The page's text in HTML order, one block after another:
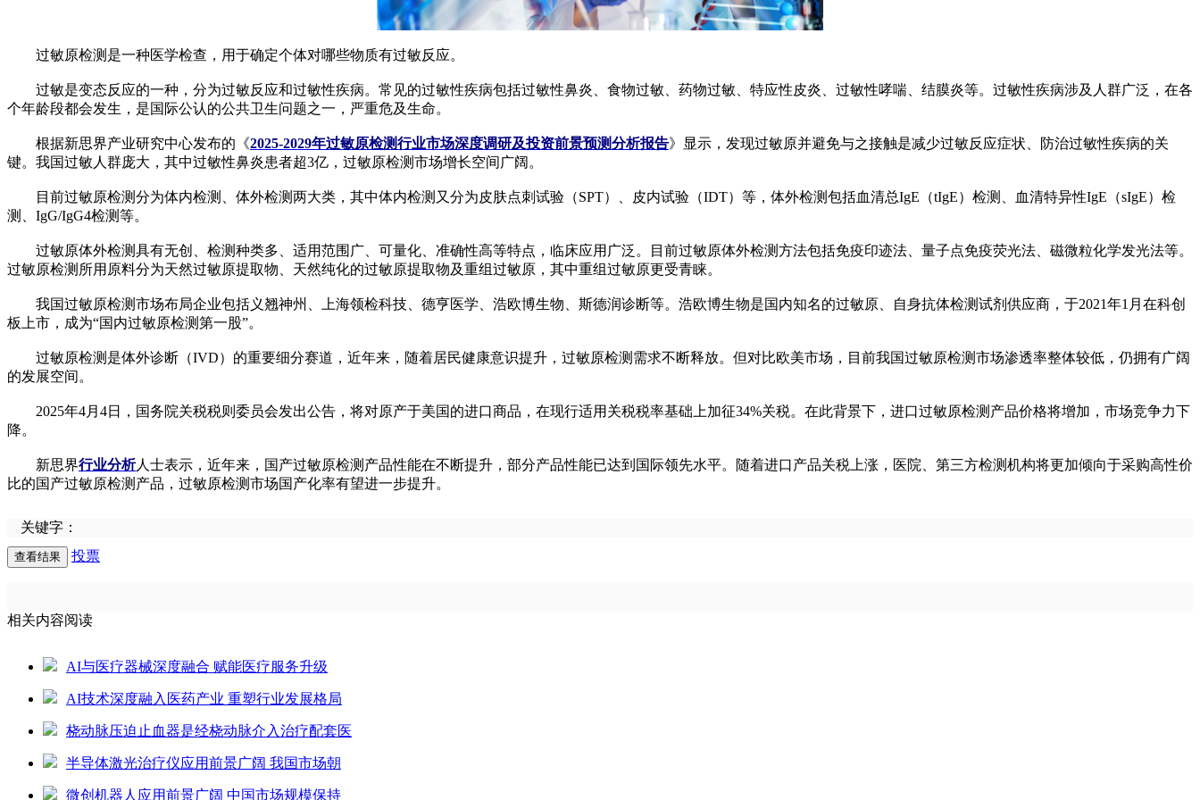
过敏原检测是一种医学检查，用于确定个体对哪些物质有过敏反应。
过敏是变态反应的一种，分为过敏反应和过敏性疾病。常见的过敏性疾病包括过敏性鼻炎、食物过敏、药物过敏、特应性皮炎、过敏性哮喘、结膜炎等。过敏性疾病涉及人群广泛，在各
个年龄段都会发生，是国际公认的公共卫生问题之一，严重危及生命。
根据新思界产业研究中心发布的《2025-2029年过敏原检测行业市场深度调研及投资前景预测分析报告》显示，发现过敏原并避免与之接触是减少过敏反应症状、防治过敏性疾病的关
键。我国过敏人群庞大，其中过敏性鼻炎患者超3亿，过敏原检测市场增长空间广阔。
目前过敏原检测分为体内检测、体外检测两大类，其中体内检测又分为皮肤点刺试验（SPT）、皮内试验（IDT）等，体外检测包括血清总IgE（tIgE）检测、血清特异性IgE（sIgE）检
测、IgG/IgG4检测等。
过敏原体外检测具有无创、检测种类多、适用范围广、可量化、准确性高等特点，临床应用广泛。目前过敏原体外检测方法包括免疫印迹法、量子点免疫荧光法、磁微粒化学发光法等。
过敏原检测所用原料分为天然过敏原提取物、天然纯化的过敏原提取物及重组过敏原，其中重组过敏原更受青睐。
我国过敏原检测市场布局企业包括义翘神州、上海领检科技、德亨医学、浩欧博生物、斯德润诊断等。浩欧博生物是国内知名的过敏原、自身抗体检测试剂供应商，于2021年1月在科创
板上市，成为“国内过敏原检测第一股”。
过敏原检测是体外诊断（IVD）的重要细分赛道，近年来，随着居民健康意识提升，过敏原检测需求不断释放。但对比欧美市场，目前我国过敏原检测市场渗透率整体较低，仍拥有广阔
的发展空间。
2025年4月4日，国务院关税税则委员会发出公告，将对原产于美国的进口商品，在现行适用关税税率基础上加征34%关税。在此背景下，进口过敏原检测产品价格将增加，市场竞争力下
降。
新思界行业分析人士表示，近年来，国产过敏原检测产品性能在不断提升，部分产品性能已达到国际领先水平。随着进口产品关税上涨，医院、第三方检测机构将更加倾向于采购高性价
比的国产过敏原检测产品，过敏原检测市场国产化率有望进一步提升。
关键字：
投票
相关内容阅读
AI与医疗器械深度融合 赋能医疗服务升级
AI技术深度融入医药产业 重塑行业发展格局
桡动脉压迫止血器是经桡动脉介入治疗配套医
半导体激光治疗仪应用前景广阔 我国市场朝
微创机器人应用前景广阔 中国市场规模保持